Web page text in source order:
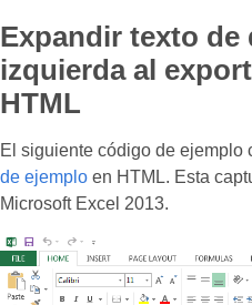
Expandir texto de
izquierda al
HTML
El siguiente código de ejemplo
de ejemplo en HTML. Esta
Microsoft Excel 2013.